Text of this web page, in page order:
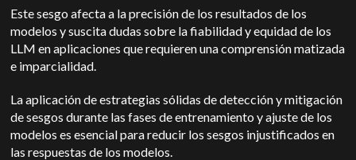
Este sesgo afecta a la precisión de los resultados de los
modelos y suscita dudas sobre la fiabilidad y equidad de los
LLM en aplicaciones que requieren una comprensión matizada
e imparcialidad.
La aplicación de estrategias sólidas de detección y mitigación
de sesgos durante las fases de entrenamiento y ajuste de los
modelos es esencial para reducir los sesgos injustificados en
las respuestas de los modelos.